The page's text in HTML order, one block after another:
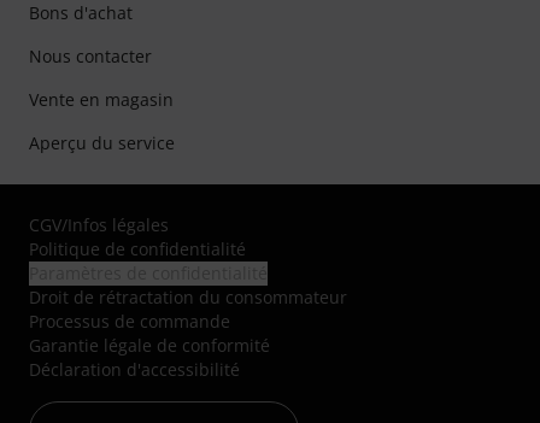
Bons d'achat
Nous contacter
Vente en magasin
Aperçu du service
CGV/Infos légales
Politique de confidentialité
Droit de rétractation du consommateur
Processus de commande
Garantie légale de conformité
Déclaration d'accessibilité